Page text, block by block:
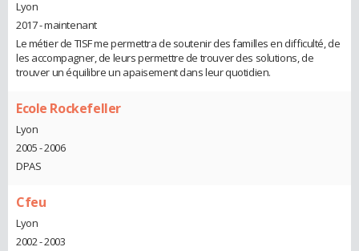
Lyon
2017 - maintenant
Le métier de TISF me permettra de soutenir des familles en difficulté, de
les accompagner, de leurs permettre de trouver des solutions, de
trouver un équilibre un apaisement dans leur quotidien.
Ecole Rockefeller
Lyon
2005 - 2006
DPAS
Cfeu
Lyon
2002 - 2003